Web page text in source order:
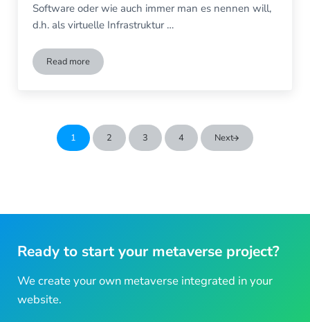
Software oder wie auch immer man es nennen will,
d.h. als virtuelle Infrastruktur …
Read moreHäufig gestellte Fragen zum Metaverse
Go to page
1 Go to page
2 Go to page
3 Go to page
4 Next
Ready to start your metaverse project?
We create your own metaverse integrated in your
website.